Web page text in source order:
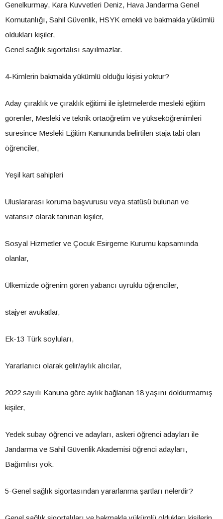
Genelkurmay, Kara Kuvvetleri Deniz, Hava Jandarma Genel
Komutanlığı, Sahil Güvenlik, HSYK emekli ve bakmakla yükümlü
oldukları kişiler,
Genel sağlık sigortalısı sayılmazlar.
4-Kimlerin bakmakla yükümlü olduğu kişisi yoktur?
Aday çıraklık ve çıraklık eğitimi ile işletmelerde mesleki eğitim
görenler, Mesleki ve teknik ortaöğretim ve yükseköğrenimleri
süresince Mesleki Eğitim Kanununda belirtilen staja tabi olan
öğrenciler,
Yeşil kart sahipleri
Uluslararası koruma başvurusu veya statüsü bulunan ve
vatansız olarak tanınan kişiler,
Sosyal Hizmetler ve Çocuk Esirgeme Kurumu kapsamında
olanlar,
Ülkemizde öğrenim gören yabancı uyruklu öğrenciler,
stajyer avukatlar,
Ek-13 Türk soyluları,
Yararlanıcı olarak gelir/aylık alıcılar,
2022 sayılı Kanuna göre aylık bağlanan 18 yaşını doldurmamış
kişiler,
Yedek subay öğrenci ve adayları, askeri öğrenci adayları ile
Jandarma ve Sahil Güvenlik Akademisi öğrenci adayları,
Bağımlısı yok.
5-Genel sağlık sigortasından yararlanma şartları nelerdir?